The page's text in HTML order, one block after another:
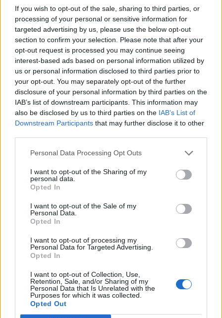
If you wish to opt-out of the sale, sharing to third parties, or
processing of your personal or sensitive information for
targeted advertising by us, please use the below opt-out
section to confirm your selection. Please note that after your
opt-out request is processed you may continue seeing
interest-based ads based on personal information utilized by
us or personal information disclosed to third parties prior to
your opt-out. You may separately opt-out of the further
disclosure of your personal information by third parties on the
IAB’s list of downstream participants. This information may
also be disclosed by us to third parties on the IAB’s List of
Downstream Participants that may further disclose it to other
Personal Data Processing Opt Outs
I want to opt-out of the Sharing of my
personal data.
Opted In
I want to opt-out of the Sale of my
Personal Data.
Opted In
I want to opt-out of processing my
Personal Data for Targeted Advertising.
Opted In
I want to opt-out of Collection, Use,
Retention, Sale, and/or Sharing of my
Personal Data that Is Unrelated with the
Purposes for which it was collected.
Opted Out
Πρωινή